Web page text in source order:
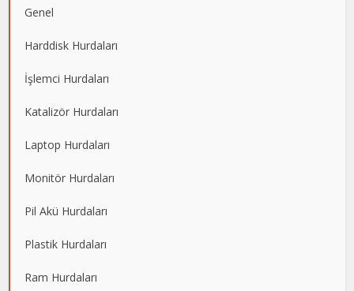
Genel
Harddisk Hurdaları
İşlemci Hurdaları
Katalizör Hurdaları
Laptop Hurdaları
Monitör Hurdaları
Pil Akü Hurdaları
Plastik Hurdaları
Ram Hurdaları